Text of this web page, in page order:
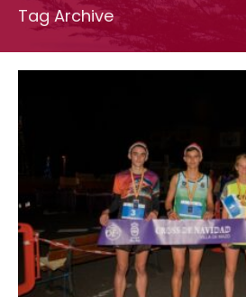
Tag Archive